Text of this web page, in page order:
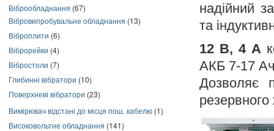
Віброобладнання (67)
Вібровипробувальне обладнання (13)
Віброплити (6)
Віброрейки (4)
Вібростоли (7)
Глибинні вібратори (10)
Поверхневі вібратори (23)
Вимірювач відстані до місця пош. кабелю (1)
Високовольтне обладнання (141)
надійний
та
12 В, 4 А
АКБ 7-17
Дозволяє